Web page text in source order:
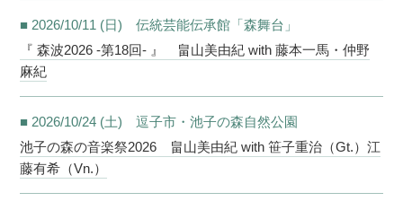
■ 2026/10/11 (日) 伝統芸能伝承館「森舞台」
『 森波2026 -第18回- 』 畠山美由紀 with 藤本一馬・仲野
麻紀
■ 2026/10/24 (土) 逗子市・池子の森自然公園
池子の森の音楽祭2026 畠山美由紀 with 笹子重治（Gt.）江
藤有希（Vn.）